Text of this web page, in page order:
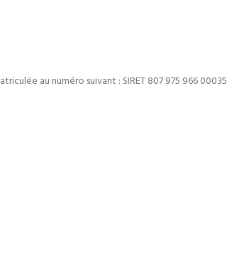
au numéro suivant : SIRET 807 975 966 00035